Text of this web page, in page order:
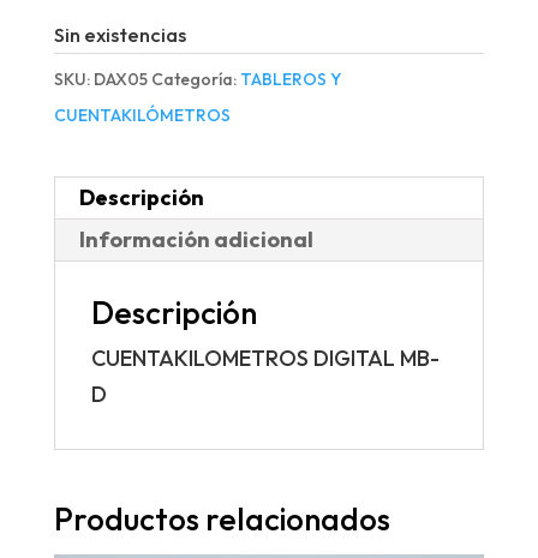
Sin existencias
SKU: DAX05 Categoría: TABLEROS Y
CUENTAKILÓMETROS
Descripción
Información adicional
Descripción
CUENTAKILOMETROS DIGITAL MB-
D
Productos relacionados